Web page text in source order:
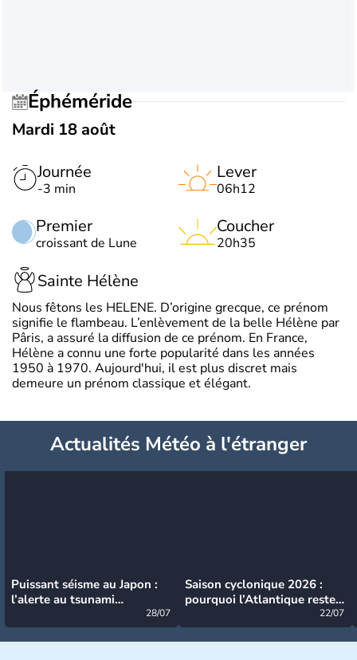
Éphéméride
Mardi 18 août
Journée
-3 min
Premier
croissant de Lune
Lever
06h12
Coucher
20h35
Sainte Hélène
Nous fêtons les HELENE. D’origine grecque, ce prénom
signifie le flambeau. L’enlèvement de la belle Hélène par
Pâris, a assuré la diffusion de ce prénom. En France,
Hélène a connu une forte popularité dans les années
1950 à 1970. Aujourd'hui, il est plus discret mais
demeure un prénom classique et élégant.
Actualités Météo à l'étranger
Puissant séisme au Japon :
l’alerte au tsunami
28/07
Saison cyclonique 2026 :
pourquoi l’Atlantique reste
22/07